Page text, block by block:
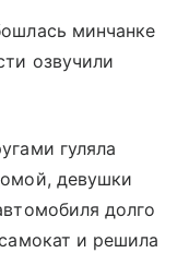
минчанке
озвучили
гуляла
девушки
долго
и решила